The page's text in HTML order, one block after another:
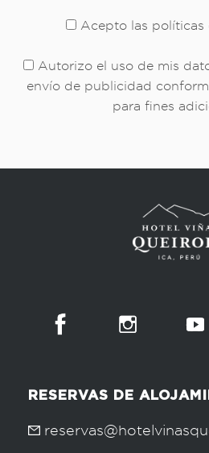
Acepto las políticas
Autorizo el uso de mis
envío de publicidad
para fines
RESERVAS DE